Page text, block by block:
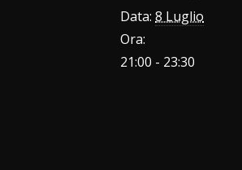
Data: 8 Luglio
Ora:
21:00 - 23:30